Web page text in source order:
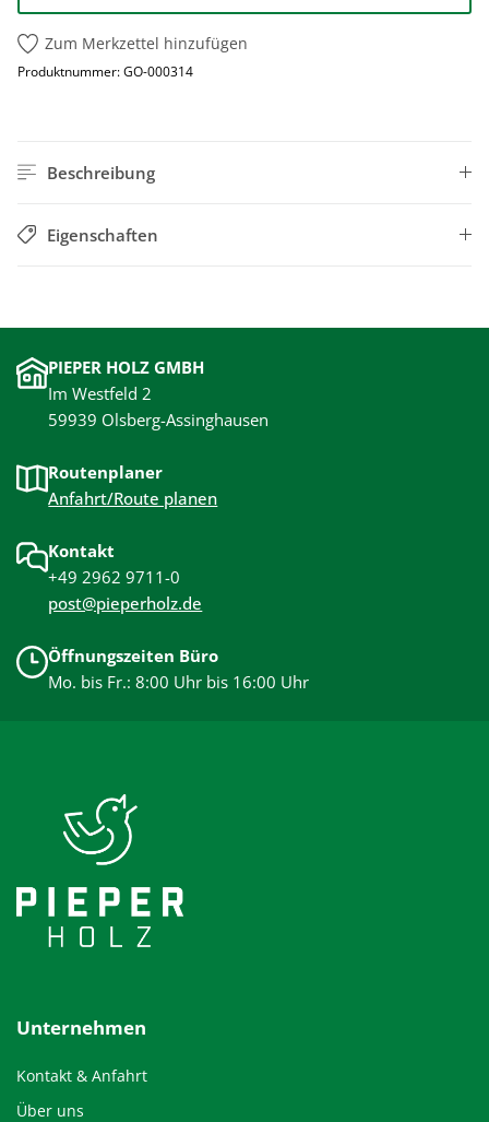
Zum Merkzettel hinzufügen
Produktnummer:GO-000314
Beschreibung
Eigenschaften
PIEPER HOLZ GMBH
Im Westfeld 2
59939 Olsberg-Assinghausen
Routenplaner
Anfahrt/Route planen
Kontakt
+49 2962 9711-0
post@pieperholz.de
Öffnungszeiten Büro
Mo. bis Fr.: 8:00 Uhr bis 16:00 Uhr
Unternehmen
Kontakt & Anfahrt
Über uns